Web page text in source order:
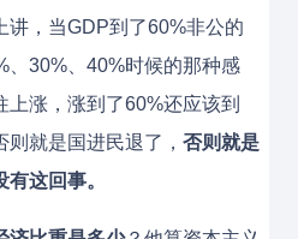
讲，当GDP到了60%非公的
、30%、40%时候的那种感
涨，涨到了60%还应该到
就是国进民退了， 否则就是
这回事。